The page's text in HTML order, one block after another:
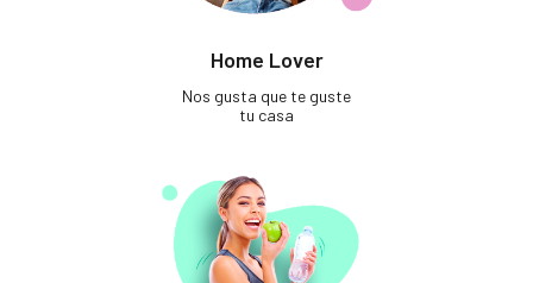
Home Lover
Nos gusta que te guste
tu casa